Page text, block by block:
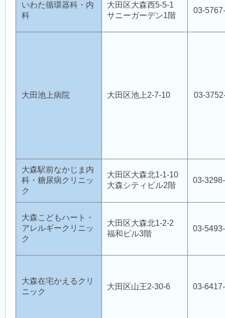
永久保存版
大森医師会館利用申込
いわた循環器科・内
科
大田区大森西5-5-1
サニーガーデン1階
03-
大田池上病院 大田区池上2-7-10 03-
大森駅前なかじま内
科・糖尿病クリニッ
ク
大田区大森北1-1-10
大森シティビル2階
03-
大森こどもハート・
アレルギークリニッ
ク
大田区大森北1-2-2
福和ビル3階
03-
大森在宅かえるクリ
ニック
大田区山王2-30-6 03-